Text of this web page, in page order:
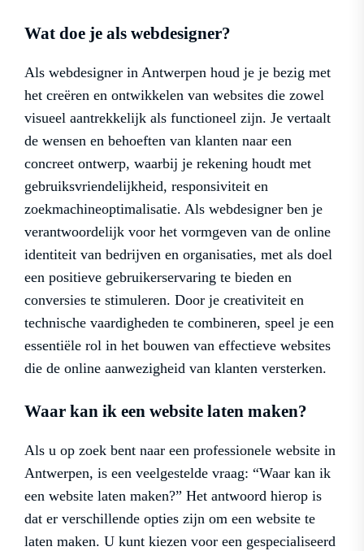
Wat doe je als webdesigner?
Als webdesigner in Antwerpen houd je je bezig met
het creëren en ontwikkelen van websites die zowel
visueel aantrekkelijk als functioneel zijn. Je vertaalt
de wensen en behoeften van klanten naar een
concreet ontwerp, waarbij je rekening houdt met
gebruiksvriendelijkheid, responsiviteit en
zoekmachineoptimalisatie. Als webdesigner ben je
verantwoordelijk voor het vormgeven van de online
identiteit van bedrijven en organisaties, met als doel
een positieve gebruikerservaring te bieden en
conversies te stimuleren. Door je creativiteit en
technische vaardigheden te combineren, speel je een
essentiële rol in het bouwen van effectieve websites
die de online aanwezigheid van klanten versterken.
Waar kan ik een website laten maken?
Als u op zoek bent naar een professionele website in
Antwerpen, is een veelgestelde vraag: “Waar kan ik
een website laten maken?” Het antwoord hierop is
dat er verschillende opties zijn om een website te
laten maken. U kunt kiezen voor een gespecialiseerd